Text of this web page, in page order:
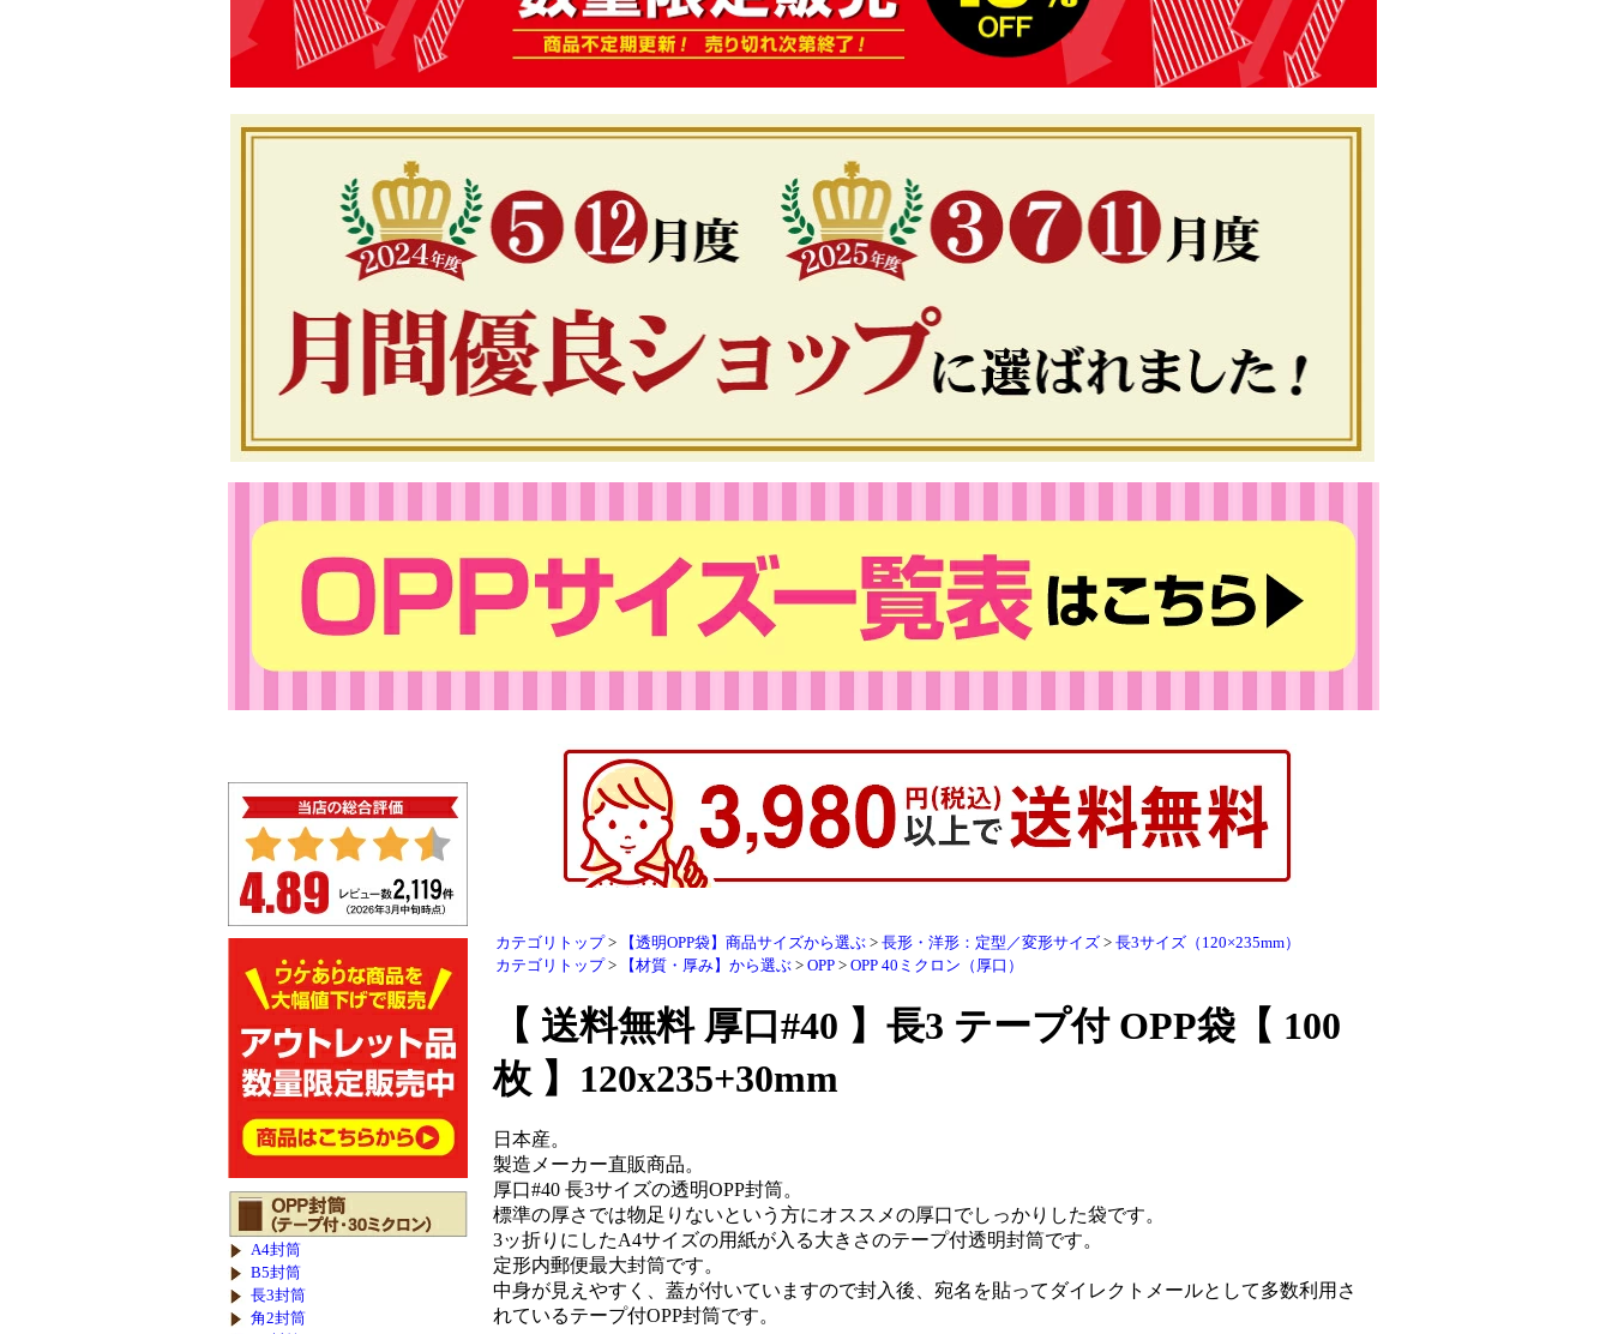
A4封筒
B5封筒
長3封筒
角2封筒
カテゴリトップ> 【透明OPP袋】商品サイズから選ぶ> 長形・洋形：定型／変形サイズ > 長3サイズ（120×235mm）
カテゴリトップ> 【材質・厚み】から選ぶ> OPP> OPP 40ミクロン（厚口）
【 送料無料 厚口#40 】長3 テープ付 OPP袋【 100
枚 】120x235+30mm
日本産。
製造メーカー直販商品。
厚口#40 長3サイズの透明OPP封筒。
標準の厚さでは物足りないという方にオススメの厚口でしっかりした袋です。
3ッ折りにしたA4サイズの用紙が入る大きさのテープ付透明封筒です。
定形内郵便最大封筒です。
中身が見えやすく、蓋が付いていますので封入後、宛名を貼ってダイレクトメールとして多数利用さ
れているテープ付OPP封筒です。